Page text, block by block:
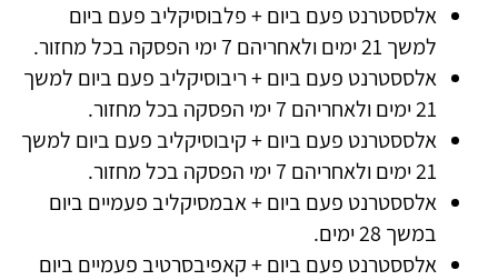
אלססטרנט פעם ביום + פלבוסיקליב פעם ביום
למשך 21 ימים ולאחריהם 7 ימי הפסקה בכל מחזור.
אלססטרנט פעם ביום + ריבוסיקליב פעם ביום למשך
21 ימים ולאחריהם 7 ימי הפסקה בכל מחזור.
אלססטרנט פעם ביום + קיבוסיקליב פעם ביום למשך
21 ימים ולאחריהם 7 ימי הפסקה בכל מחזור.
אלססטרנט פעם ביום + אבמסיקליב פעמיים ביום
במשך 28 ימים.
אלססטרנט פעם ביום + קאפיבסרטיב פעמיים ביום